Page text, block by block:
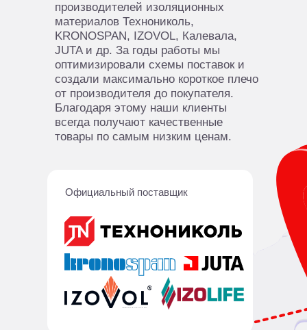
Официальный поставщик
производителей изоляционных
материалов Технониколь,
KRONOSPAN, IZOVOL, Калевала,
JUTA и др. За годы работы мы
оптимизировали схемы поставок и
создали максимально короткое плечо
от производителя до покупателя.
Благодаря этому наши клиенты
всегда получают качественные
товары по самым низким ценам.